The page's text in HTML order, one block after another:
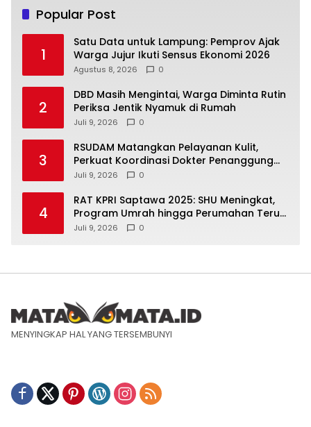
Popular Post
1
Satu Data untuk Lampung: Pemprov Ajak
Warga Jujur Ikuti Sensus Ekonomi 2026
Agustus 8, 2026 0
2
DBD Masih Mengintai, Warga Diminta Rutin
Periksa Jentik Nyamuk di Rumah
Juli 9, 2026 0
3
RSUDAM Matangkan Pelayanan Kulit,
Perkuat Koordinasi Dokter Penanggung
Jawab Pasien
Juli 9, 2026 0
4
RAT KPRI Saptawa 2025: SHU Meningkat,
Program Umrah hingga Perumahan Terus
Dikembangkan
Juli 9, 2026 0
MENYINGKAP HAL YANG TERSEMBUNYI